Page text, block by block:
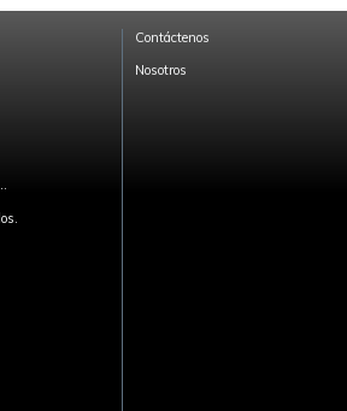
Contáctenos
Nosotros